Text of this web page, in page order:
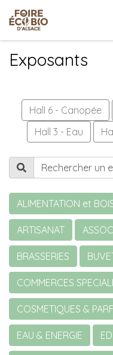
Exposants
Hall 6 - Canopée
Hall 3 - Eau
ALIMENTATION et
ARTISANAT
BRASSERIES
COMMERCES
COSMETIQUES &
EAU & ENERGIE